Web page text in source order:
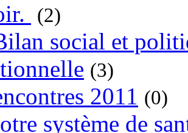
(2)
social et
(3)
2011 (0)
système de